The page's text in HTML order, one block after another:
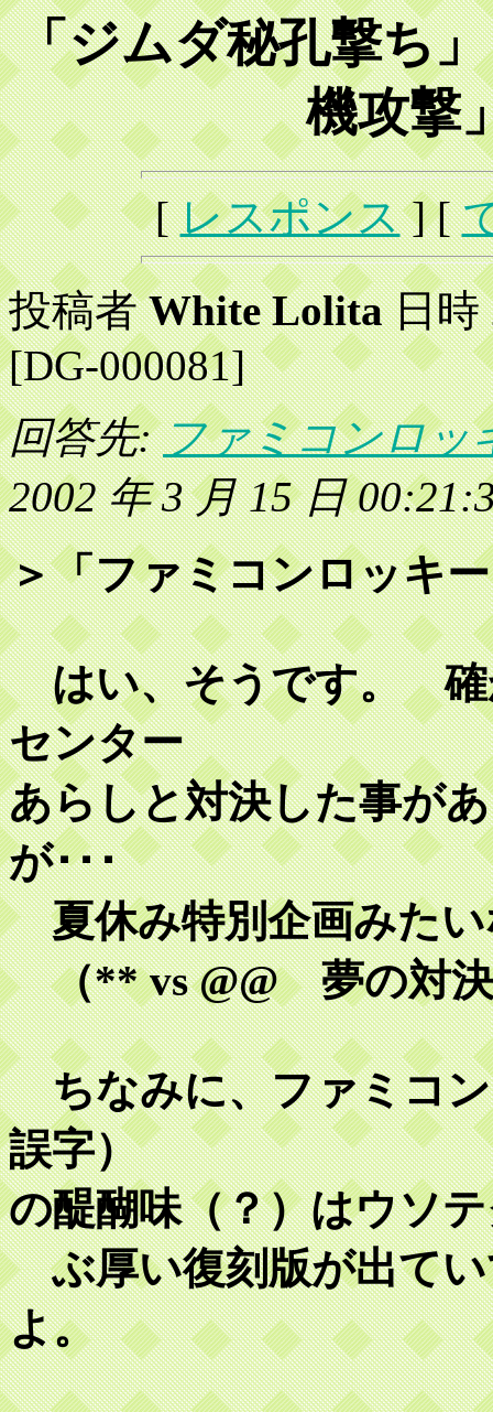
「ジムダ秘孔撃ち
機攻撃
[レスポンス] [
投稿者White Lolita日時
[DG-000081]
回答先:ファミコンロッ
2002 年 3 月 15 日
＞「ファミコンロッキ
はい、そうです。 確
センター
あらしと対決した事が
が･･･
夏休み特別企画みたい
（** vs @@ 夢の対決
ちなみに、ファミコン
誤字）
の醍醐味（？）はウソ
ぶ厚い復刻版が出てい
よ。